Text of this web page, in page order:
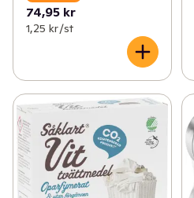
74,95 kr
1,25 kr /st